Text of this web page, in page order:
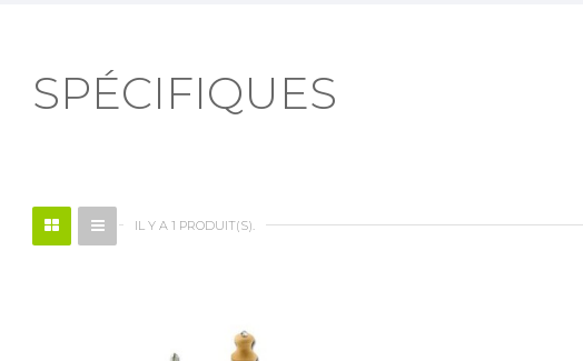
SPÉCIFIQUES
IL Y A 1 PRODUIT(S).